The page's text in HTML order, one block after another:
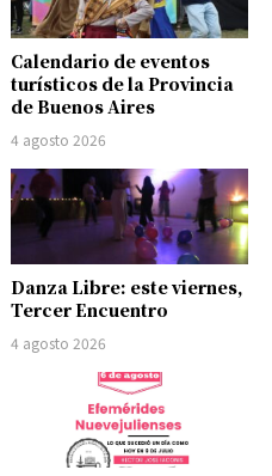
Calendario de eventos
turísticos de la Provincia
de Buenos Aires
4 agosto 2026
Danza Libre: este viernes,
Tercer Encuentro
4 agosto 2026